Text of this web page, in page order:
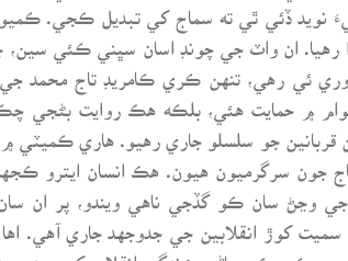
تاج طبقاتي نظر سان ڏسندا هئا. اڄ 86 هين سالگرهه هيءَ نويد ڏئي ٿي ته سماج کي
رهيا. ان واٽ جي چونڊ اسان سڀني ڪئي سين،
ئي رهي، تنهن ڪري ڪامريڊ تاج محمد
۾ حمايت هئي، بلڪه هڪ روايت بڻجي
قربانين جو سلسلو جاري رهيو. هاري ڪميٽي
تاج جون سرگرميون هيون. هڪ انسان ايترو
جي وڃڻ سان ڪو گڏجي ناهي ويندو، پر ان سان
کوڙ انقلابين جي جدوجهد جاري آهي. اها
پر ڪي ڪي ماڻهو زندگي انقلاب کي،